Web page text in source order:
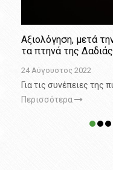
Αξιολόγηση, μετά
τα πτηνά της Δαδιάς
24 Αύγουστος 2022
Για τις συνέπειες της
Περισσότερα